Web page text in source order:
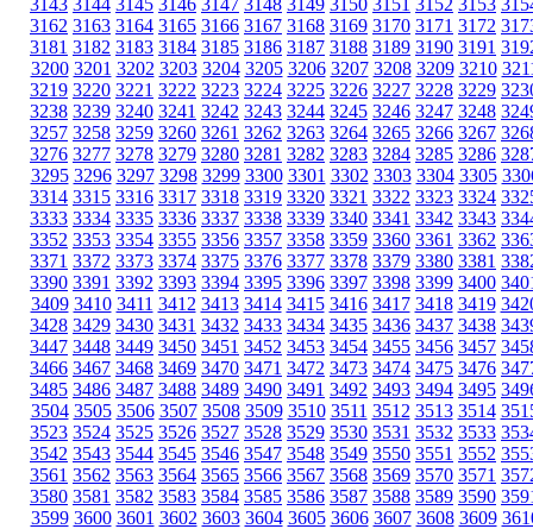
3162 3163 3164 3165 3166 3167 3168 3169 3170 3171 3172
3181 3182 3183 3184 3185 3186 3187 3188 3189 3190 3191
3200 3201 3202 3203 3204 3205 3206 3207 3208 3209 3210
3219 3220 3221 3222 3223 3224 3225 3226 3227 3228 3229
3238 3239 3240 3241 3242 3243 3244 3245 3246 3247 3248
3257 3258 3259 3260 3261 3262 3263 3264 3265 3266 3267
3276 3277 3278 3279 3280 3281 3282 3283 3284 3285 3286
3295 3296 3297 3298 3299 3300 3301 3302 3303 3304 3305
3314 3315 3316 3317 3318 3319 3320 3321 3322 3323 3324
3333 3334 3335 3336 3337 3338 3339 3340 3341 3342 3343
3352 3353 3354 3355 3356 3357 3358 3359 3360 3361 3362
3371 3372 3373 3374 3375 3376 3377 3378 3379 3380 3381
3390 3391 3392 3393 3394 3395 3396 3397 3398 3399 3400
3409 3410 3411 3412 3413 3414 3415 3416 3417 3418 3419
3428 3429 3430 3431 3432 3433 3434 3435 3436 3437 3438
3447 3448 3449 3450 3451 3452 3453 3454 3455 3456 3457
3466 3467 3468 3469 3470 3471 3472 3473 3474 3475 3476
3485 3486 3487 3488 3489 3490 3491 3492 3493 3494 3495
3504 3505 3506 3507 3508 3509 3510 3511 3512 3513 3514
3523 3524 3525 3526 3527 3528 3529 3530 3531 3532 3533
3542 3543 3544 3545 3546 3547 3548 3549 3550 3551 3552
3561 3562 3563 3564 3565 3566 3567 3568 3569 3570 3571
3580 3581 3582 3583 3584 3585 3586 3587 3588 3589 3590
3599 3600 3601 3602 3603 3604 3605 3606 3607 3608 3609